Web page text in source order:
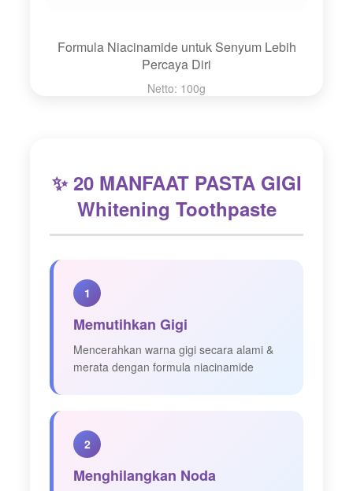
Formula Niacinamide untuk Senyum Lebih
Percaya Diri
Netto: 100g
✨ 20 MANFAAT PASTA GIGI
Whitening Toothpaste
1
Memutihkan Gigi
Mencerahkan warna gigi secara alami &
merata dengan formula niacinamide
2
Menghilangkan Noda